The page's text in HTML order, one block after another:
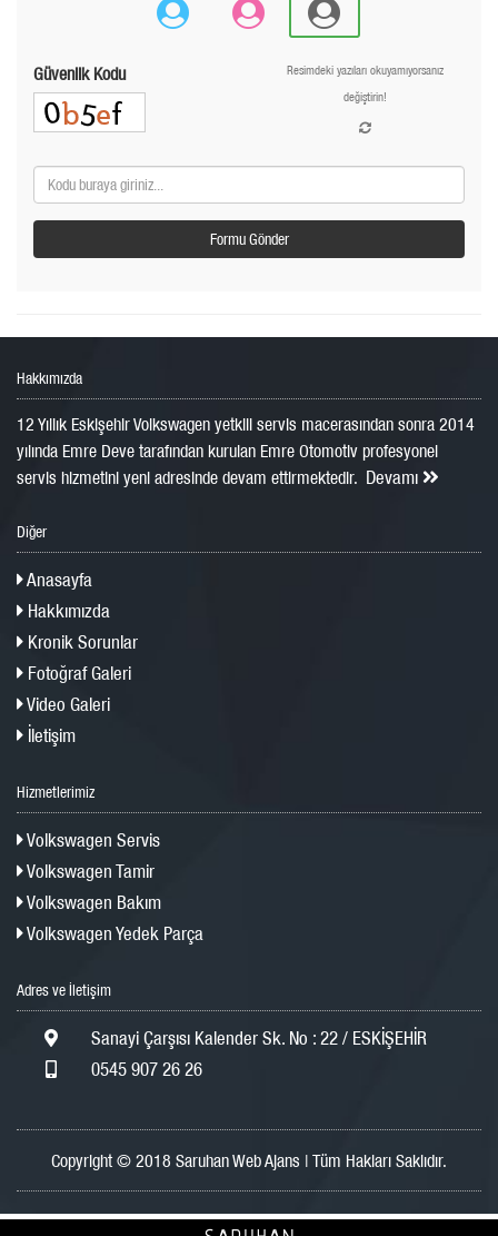
Güvenlik Kodu
Resimdeki yazıları okuyamıyorsanız
değiştirin!
Hakkımızda
12 Yıllık Eskişehir Volkswagen yetkili servis macerasından sonra 2014
yılında Emre Deve tarafından kurulan Emre Otomotiv profesyonel
servis hizmetini yeni adresinde devam ettirmektedir. Devamı
Diğer
Anasayfa
Hakkımızda
Kronik Sorunlar
Fotoğraf Galeri
Video Galeri
İletişim
Hizmetlerimiz
Volkswagen Servis
Volkswagen Tamir
Volkswagen Bakım
Volkswagen Yedek Parça
Adres ve İletişim
Sanayi Çarşısı Kalender Sk. No : 22 / ESKİŞEHİR
0545 907 26 26
Copyright © 2018 Saruhan Web Ajans | Tüm Hakları Saklıdır.